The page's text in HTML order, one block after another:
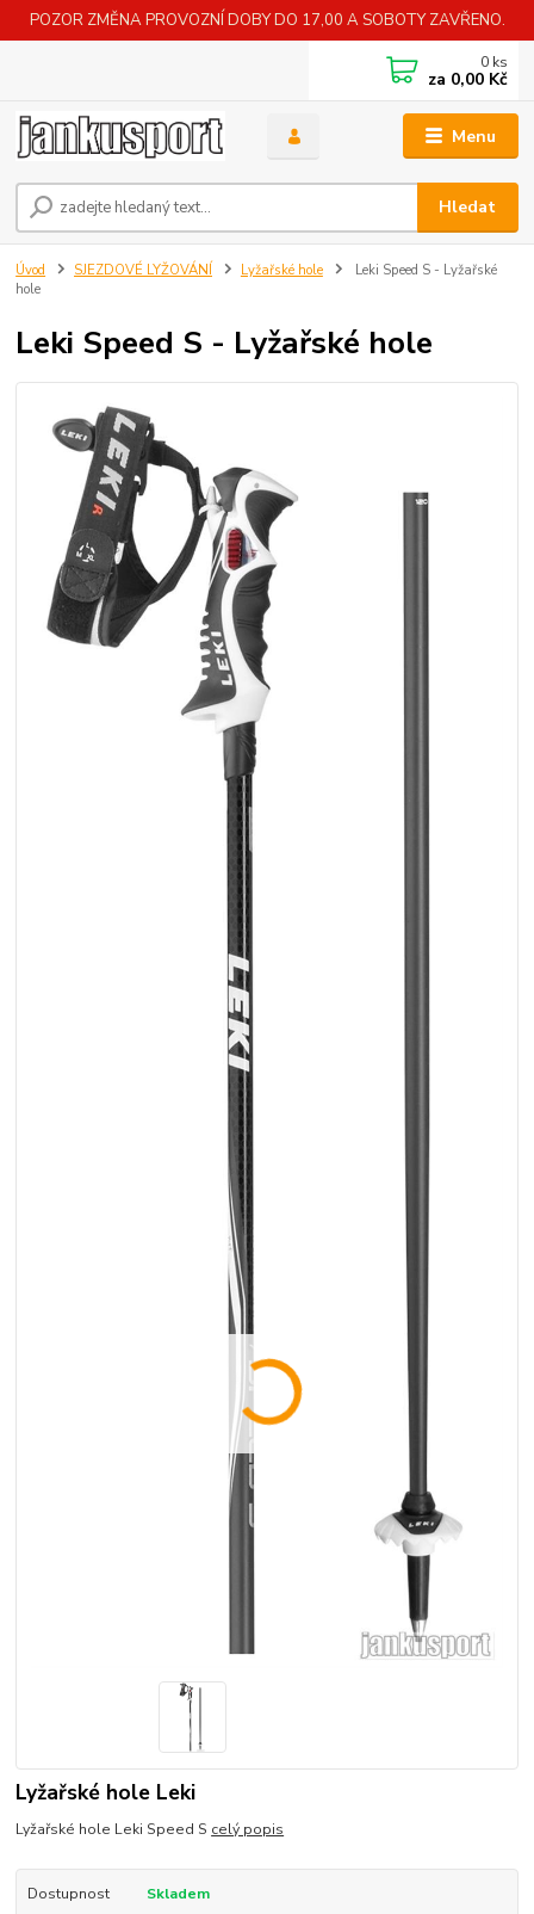
POZOR ZMĚNA PROVOZNÍ DOBY DO 17,00 A SOBOTY ZAVŘENO.
Menu
Hledat
0 ks
za 0,00 Kč
Úvod SJEZDOVÉ LYŽOVÁNÍ Lyžařské hole
Leki Speed S - Lyžařské
hole
Leki Speed S - Lyžařské hole
Lyžařské hole Leki
Lyžařské hole Leki Speed S celý popis
Dostupnost
Skladem